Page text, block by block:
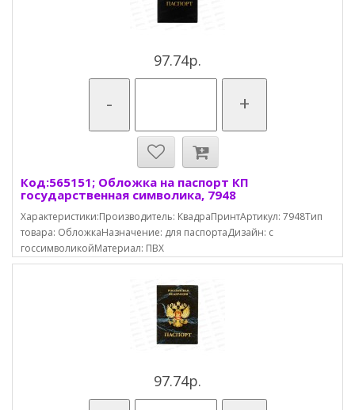
97.74р.
- +
Код:565151; Обложка на паспорт КП
государственная символика, 7948
Характеристики:Производитель: КвадраПринтАртикул: 7948Тип
товара: ОбложкаНазначение: для паспортаДизайн: с
госсимволикойМатериал: ПВХ
97.74р.